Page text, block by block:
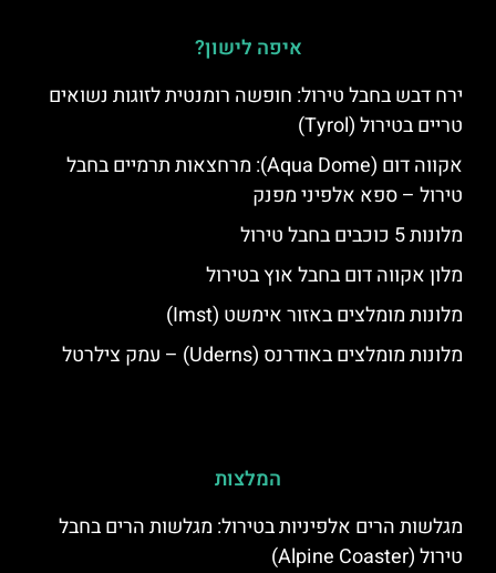
איפה לישון?
ירח דבש בחבל טירול: חופשה רומנטית לזוגות נשואים
טריים בטירול (Tyrol)
אקווה דום (Aqua Dome): מרחצאות תרמיים בחבל
טירול – ספא אלפיני מפנק
מלונות 5 כוכבים בחבל טירול
מלון אקווה דום בחבל אוץ בטירול
מלונות מומלצים באזור אימשט (Imst)
מלונות מומלצים באודרנס (Uderns) – עמק צילרטל
המלצות
מגלשות הרים אלפיניות בטירול: מגלשות הרים בחבל
טירול (Alpine Coaster)